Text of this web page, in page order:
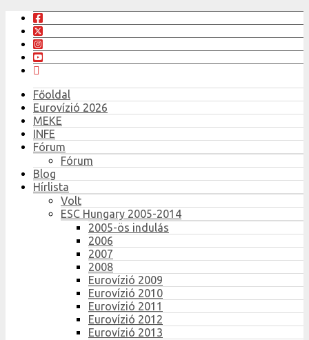
Főoldal
Eurovízió 2026
MEKE
INFE
Fórum
Fórum
Blog
Hírlista
Volt
ESC Hungary 2005-2014
2005-ös indulás
2006
2007
2008
Eurovízió 2009
Eurovízió 2010
Eurovízió 2011
Eurovízió 2012
Eurovízió 2013